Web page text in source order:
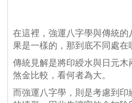
在這裡，強運八字學與傳統
果是一樣的，那到底不同處在
傳統見解是將印綬水與日元
煞金比較，看何者為大。
而強運八字學，則是考慮到